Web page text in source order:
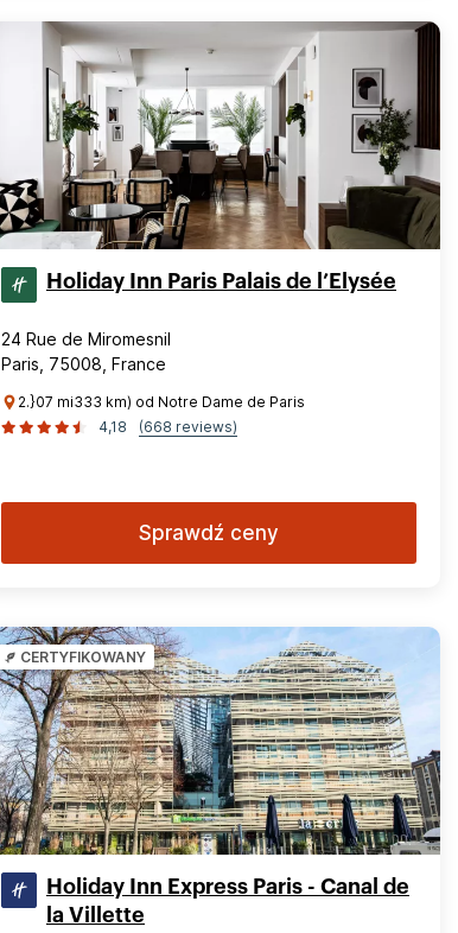
Holiday Inn Paris Palais de l’Elysée
24 Rue de Miromesnil
Paris, 75008, France
2.}07 mi333 km) od Notre Dame de Paris
4,18
(668 reviews)
Sprawdź ceny
CERTYFIKOWANY
Holiday Inn Express Paris - Canal de
la Villette